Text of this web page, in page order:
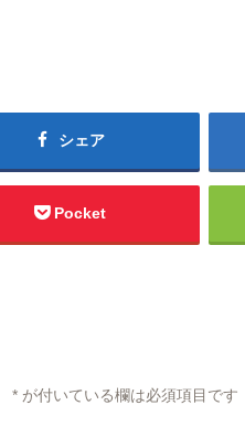
シェア
Pocket
* が付いている欄は必須項目です